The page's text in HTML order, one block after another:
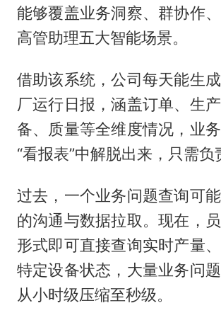
能够覆盖业务洞察、群协作、
高管助理五大智能场景。
借助该系统，公司每天能生
厂运行日报，涵盖订单、生
备、质量等全维度情况，业
“看报表”中解脱出来，只需负
过去，一个业务问题查询可
的沟通与数据拉取。现在，
形式即可直接查询实时产量
特定设备状态，大量业务问
从小时级压缩至秒级。